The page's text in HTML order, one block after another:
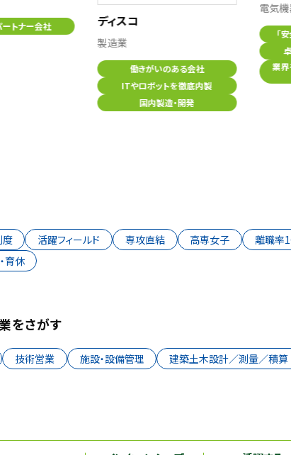
トナー会社 ディスコ
製造業
働きがいのある会社
ITやロボットを徹底内製
国内製造・開発
電気
「
業界
度 活躍フィールド 専攻直結 高専女子
離職率
育休
をさがす
技術営業 施設・設備管理 建築土木設計／測量／積算